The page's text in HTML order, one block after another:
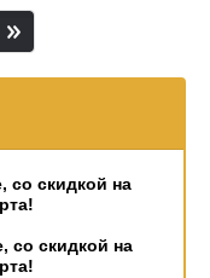
со скидкой на
со скидкой на